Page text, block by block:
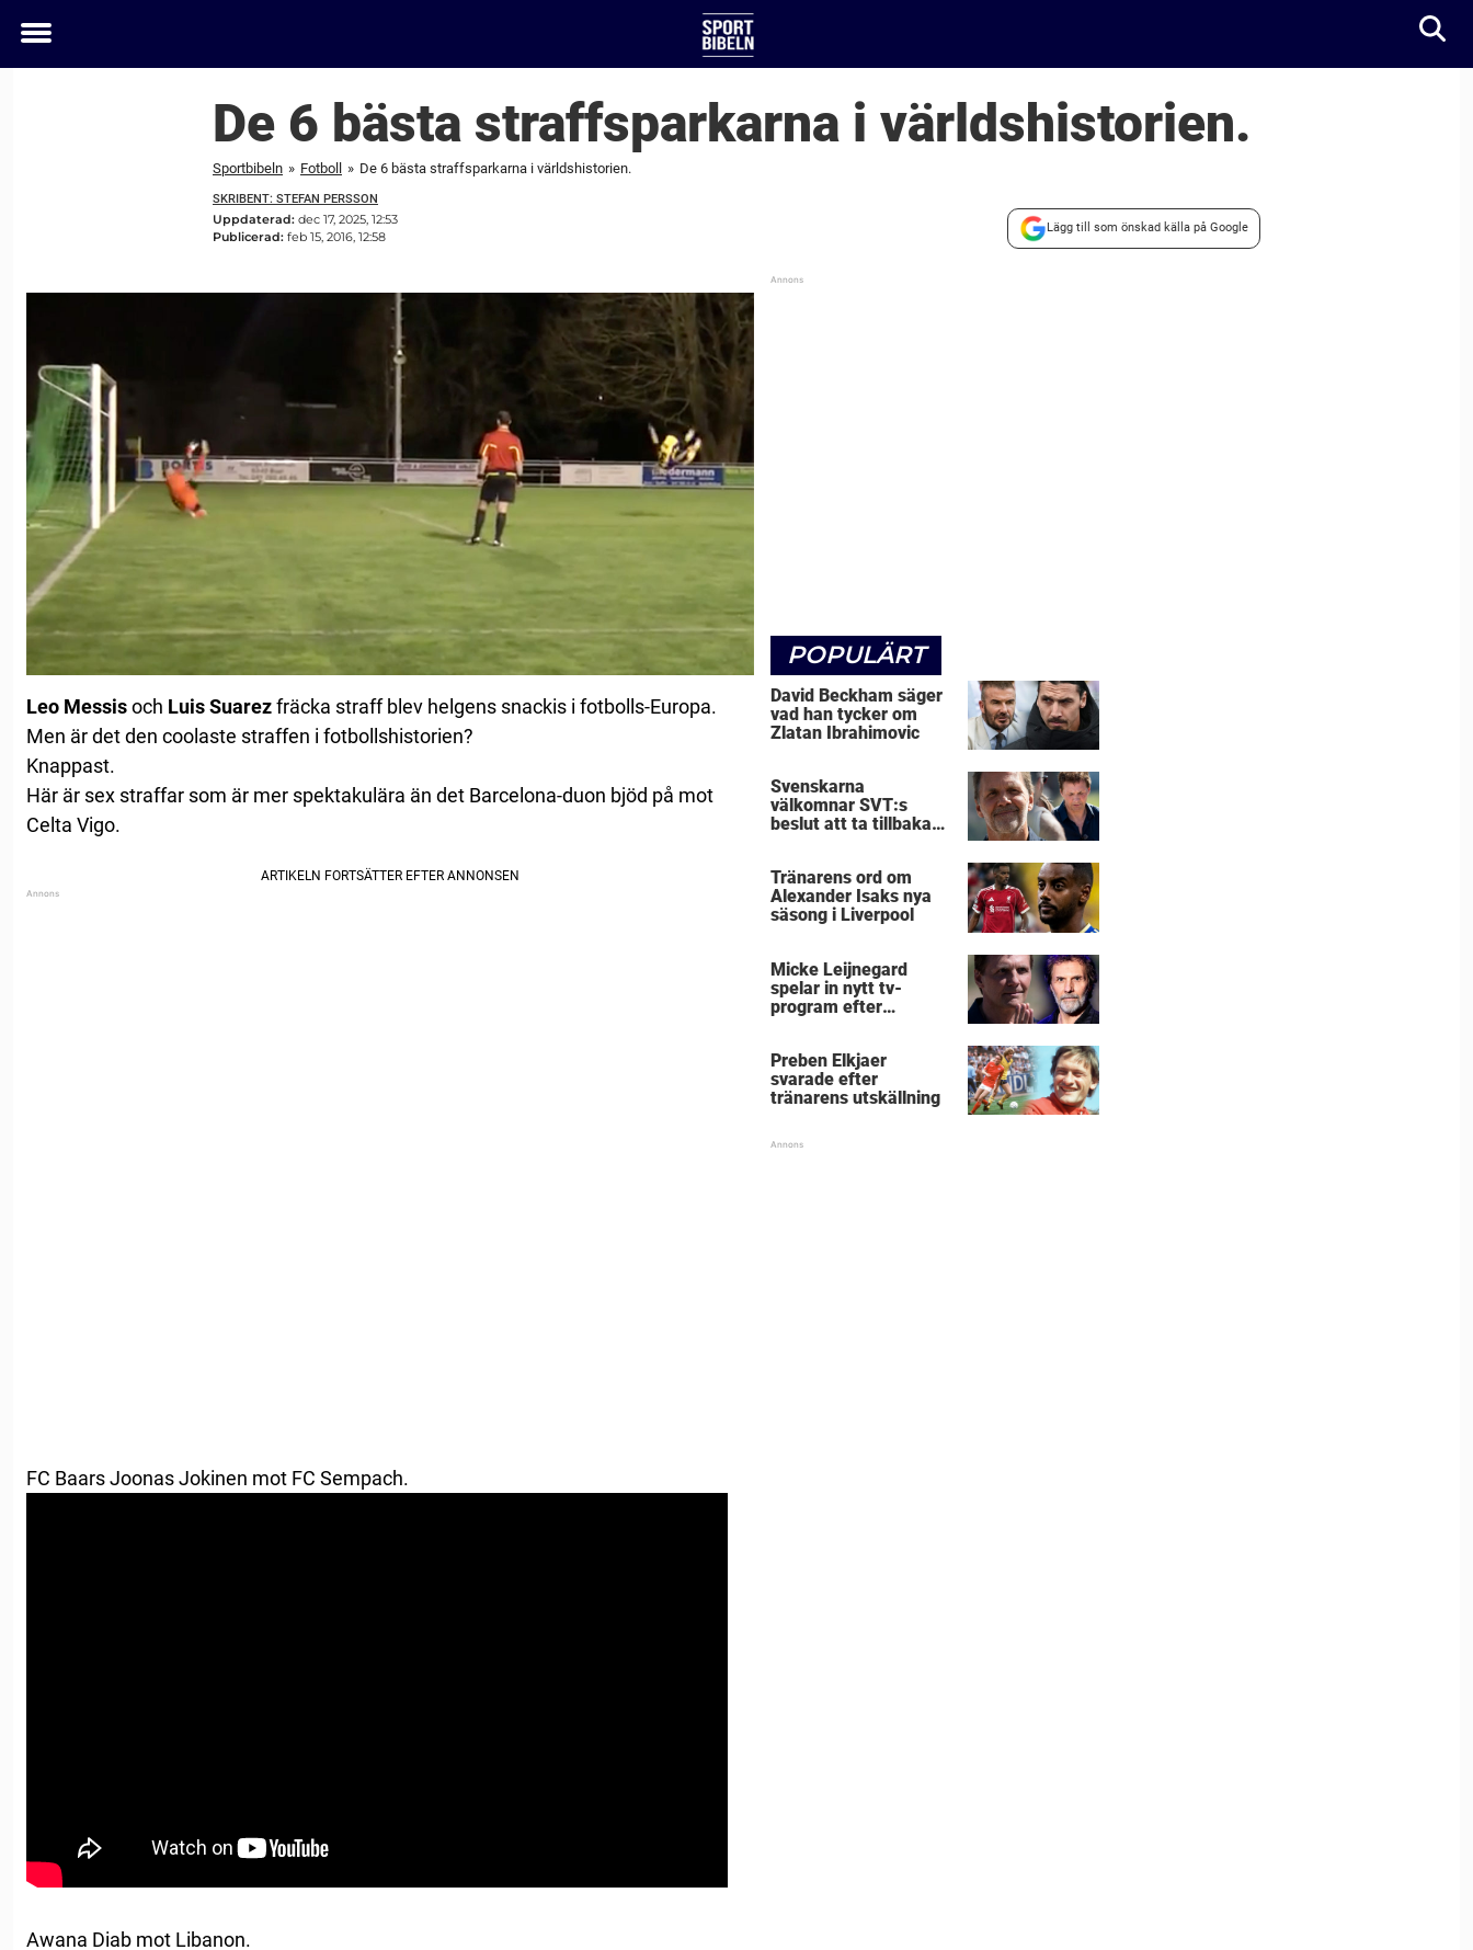
Toggle
De 6 bästa straffsparkarna i världshistorien.
Sportbibeln » Fotboll » De 6 bästa straffsparkarna i världshistorien.
SKRIBENT: STEFAN PERSSON
Uppdaterad: dec 17, 2025, 12:53
Publicerad: feb 15, 2016, 12:58
Lägg till som önskad källa på Google
Leo Messisoch Luis Suarezfräcka straff blev helgens snackis i fotbolls-Europa.
Men är det den coolaste straffen i fotbollshistorien?
Knappast.
Här är sex straffar som är mer spektakulära än det Barcelona-duon bjöd på mot
Celta Vigo.
FC Baars Joonas Jokinen mot FC Sempach.
Awana Diab mot Libanon.
POPULÄRT
David Beckham säger
vad han tycker om
Zlatan Ibrahimovic
Svenskarna
välkomnar SVT:s
beslut att ta tillbaka
Tränarens ord om
Alexander Isaks nya
säsong i Liverpool
Micke Leijnegard
spelar in nytt tv-
program efter
Preben Elkjaer
svarade efter
tränarens utskällning